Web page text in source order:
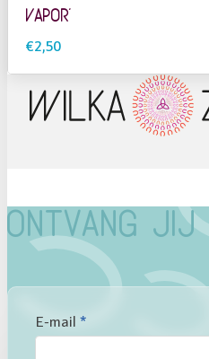
Vapor’
€2,50
Ontvang jij
Sectie
E-mail *